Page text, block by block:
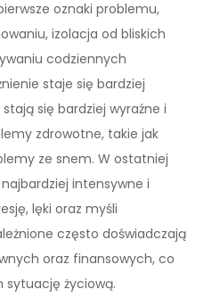
oznaki problemu,
izolacja od bliskich
codziennych
staje się bardziej
się bardziej wyraźne i
zdrowotne, takie jak
ze snem. W ostatniej
intensywne i
lęki oraz myśli
często doświadczają
oraz finansowych, co
sytuację życiową.